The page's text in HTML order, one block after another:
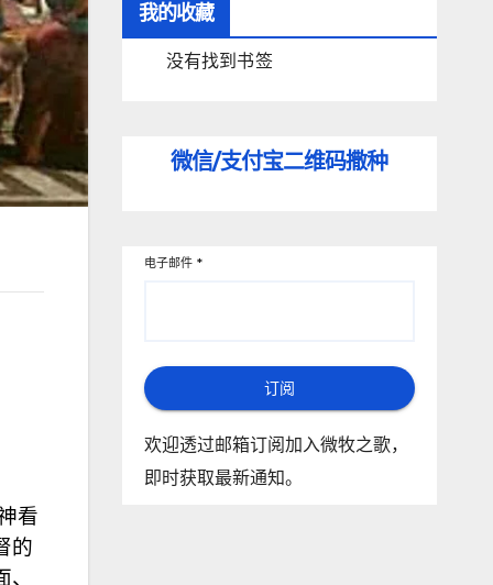
看
的
我的收藏
没有找到书签
微信/支付宝二维码撒种
电子邮件 *
订阅
欢迎透过邮箱订阅加入微牧之歌，
即时获取最新通知。